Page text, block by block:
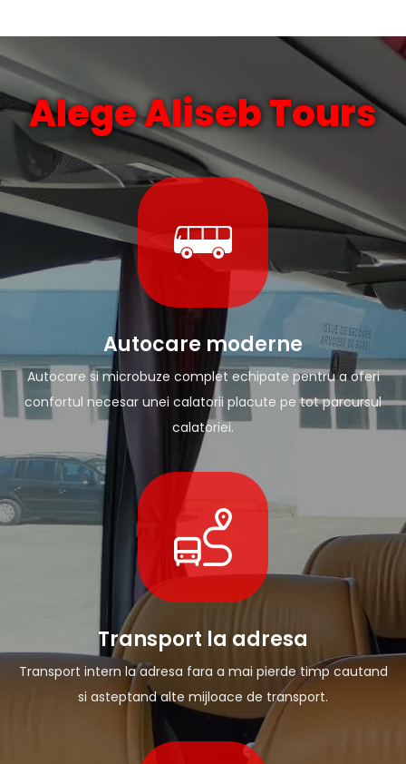
Alege Aliseb Tours
Autocare moderne
Autocare si microbuze complet echipate pentru a oferi
confortul necesar unei calatorii placute pe tot parcursul
calatoriei.
Transport la adresa
Transport intern la adresa fara a mai pierde timp cautand
si asteptand alte mijloace de transport.